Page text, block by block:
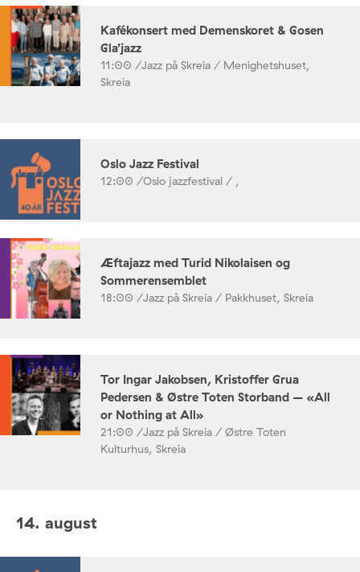
Kafékonsert med Demenskoret & Gosen
Gla’jazz
11:00 /Jazz på Skreia / Menighetshuset,
Skreia
Oslo Jazz Festival
12:00 /Oslo jazzfestival / ,
Æftajazz med Turid Nikolaisen og
Sommerensemblet
18:00 /Jazz på Skreia / Pakkhuset, Skreia
Tor Ingar Jakobsen, Kristoffer Grua
Pedersen & Østre Toten Storband – «All
or Nothing at All»
21:00 /Jazz på Skreia / Østre Toten
Kulturhus, Skreia
14. august